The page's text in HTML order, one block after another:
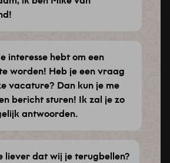
interesse hebt om een
worden! Heb je een vraag
vacature? Dan kun je me
bericht sturen! Ik zal je zo
antwoorden.
liever dat wij je terugbellen?